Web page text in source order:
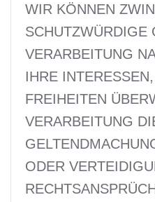
WIR KÖNNEN
SCHUTZWÜRDIGE
VERARBEITUNG
IHRE
FREIHEITEN
VERARBEITUNG
ODER